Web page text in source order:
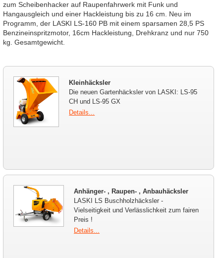
zum Scheibenhacker auf Raupenfahrwerk mit Funk und
Hangausgleich und einer Hackleistung bis zu 16 cm. Neu im
Programm, der LASKI LS-160 PB mit einem sparsamen 28,5 PS
Benzineinspritzmotor, 16cm Hackleistung, Drehkranz und nur 750
kg. Gesamtgewicht.
Kleinhäcksler
Die neuen Gartenhäcksler von LASKI: LS-95
CH und LS-95 GX
Details...
Anhänger- , Raupen- , Anbauhäcksler
LASKI LS Buschholzhäcksler -
Vielseitigkeit und Verlässlichkeit zum fairen
Preis !
Details...